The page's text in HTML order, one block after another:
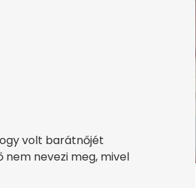
volt barátnőjét
nem nevezi meg, mivel